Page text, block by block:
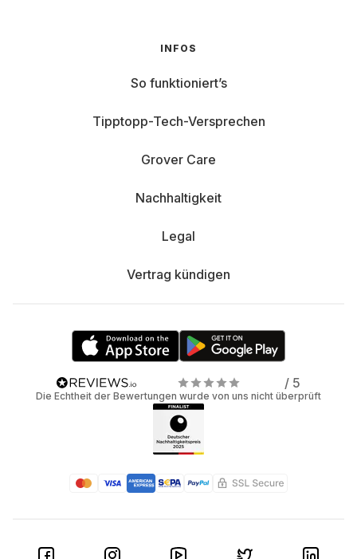
INFOS
So funktioniert’s
Tipptopp-Tech-Versprechen
Grover Care
Nachhaltigkeit
Legal
Vertrag kündigen
/ 5
Die Echtheit der Bewertungen wurde von uns nicht überprüft